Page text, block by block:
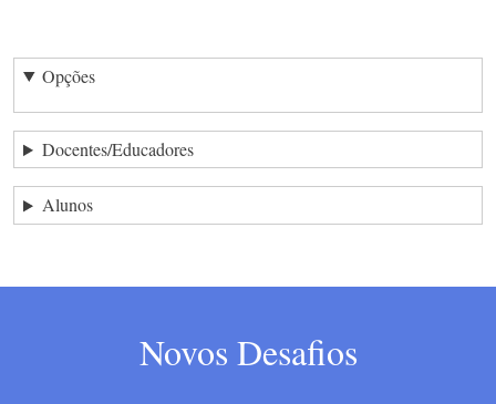
Opções
Docentes/Educadores
Alunos
Novos Desafios